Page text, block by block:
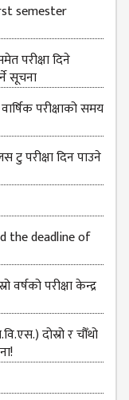
semester
परीक्षा दिने
सूचना
परीक्षाको समय
टु परीक्षा दिन पाउने
the deadline of
परीक्षा केन्द्र
दोस्रो र चौँथो